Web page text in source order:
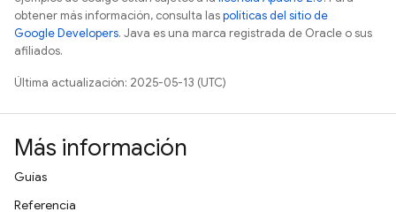
obtener más información, consulta laspolíticas del sitio de
Google Developers. Java es una marca registrada de Oracle o sus
afiliados.
Última actualización: 2025-05-13 (UTC)
Más información
Guías
Referencia